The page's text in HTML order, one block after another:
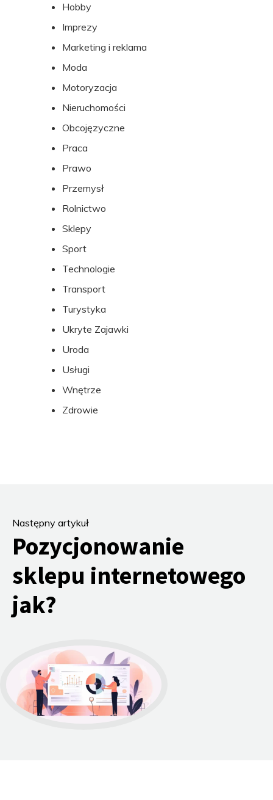
Hobby
Imprezy
Marketing i reklama
Moda
Motoryzacja
Nieruchomości
Obcojęzyczne
Praca
Prawo
Przemysł
Rolnictwo
Sklepy
Sport
Technologie
Transport
Turystyka
Ukryte Zajawki
Uroda
Usługi
Wnętrze
Zdrowie
Następny artykuł
Pozycjonowanie
sklepu internetowego
jak?